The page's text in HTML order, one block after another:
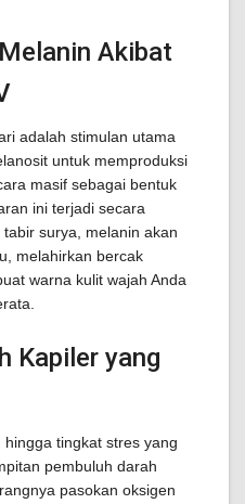
Akibat
adalah stimulan utama
untuk memproduksi
masif sebagai bentuk
ini terjadi secara
surya, melanin akan
melahirkan bercak
warna kulit wajah Anda
Kapiler yang
tingkat stres yang
pembuluh darah
pasokan oksigen